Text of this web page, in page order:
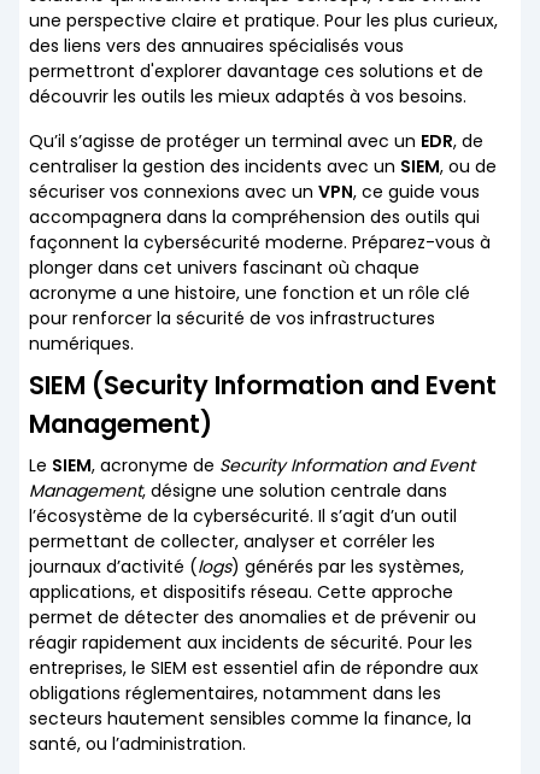
une perspective claire et pratique. Pour les plus curieux,
des liens vers des annuaires spécialisés vous
permettront d'explorer davantage ces solutions et de
découvrir les outils les mieux adaptés à vos besoins.
Qu’il s’agisse de protéger un terminal avec un EDR, de
centraliser la gestion des incidents avec un SIEM, ou de
sécuriser vos connexions avec un VPN, ce guide vous
accompagnera dans la compréhension des outils qui
façonnent la cybersécurité moderne. Préparez-vous à
plonger dans cet univers fascinant où chaque
acronyme a une histoire, une fonction et un rôle clé
pour renforcer la sécurité de vos infrastructures
numériques.
SIEM (Security Information and Event
Management)
Le SIEM, acronyme de Security Information and Event
Management, désigne une solution centrale dans
l’écosystème de la cybersécurité. Il s’agit d’un outil
permettant de collecter, analyser et corréler les
journaux d’activité (logs) générés par les systèmes,
applications, et dispositifs réseau. Cette approche
permet de détecter des anomalies et de prévenir ou
réagir rapidement aux incidents de sécurité. Pour les
entreprises, le SIEM est essentiel afin de répondre aux
obligations réglementaires, notamment dans les
secteurs hautement sensibles comme la finance, la
santé, ou l’administration.